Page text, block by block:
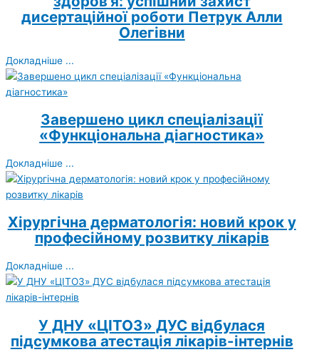
дисертаційної роботи Петрук Алли
Олегівни
Докладніше ...
Завершено цикл спеціалізації
«Функціональна діагностика»
Докладніше ...
Хірургічна дерматологія: новий крок у
професійному розвитку лікарів
Докладніше ...
У ДНУ «ЦІТОЗ» ДУС відбулася
підсумкова атестація лікарів-інтернів